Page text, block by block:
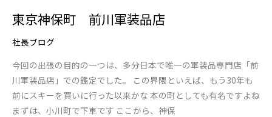
東京神保町 前川軍装品店
社長ブログ
今回の出張の目的の一つは、多分日本で唯一の軍装品専門店「前
川軍装品店」での鑑定でした。 この界隈といえば、もう30年も
前にスキーを買いに行った以来かな 本の町としても有名ですよね
まずは、小川町で下車です ここから、神保
東
神
保
町
前
川